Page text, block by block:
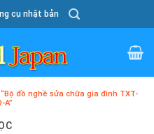
cụ nhật bản
đồ nghề sửa chữa gia đình TXT-
A”